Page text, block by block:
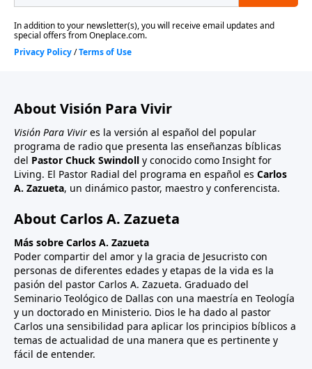
About Visión Para Vivir
Visión Para Vivir es la versión al español del popular
programa de radio que presenta las enseñanzas bíblicas
del Pastor Chuck Swindoll y conocido como Insight for
Living. El Pastor Radial del programa en español es Carlos
A. Zazueta, un dinámico pastor, maestro y conferencista.
About Carlos A. Zazueta
Más sobre Carlos A. Zazueta
Poder compartir del amor y la gracia de Jesucristo con
personas de diferentes edades y etapas de la vida es la
pasión del pastor Carlos A. Zazueta. Graduado del
Seminario Teológico de Dallas con una maestría en Teología
y un doctorado en Ministerio. Dios le ha dado al pastor
Carlos una sensibilidad para aplicar los principios bíblicos a
temas de actualidad de una manera que es pertinente y
fácil de entender.